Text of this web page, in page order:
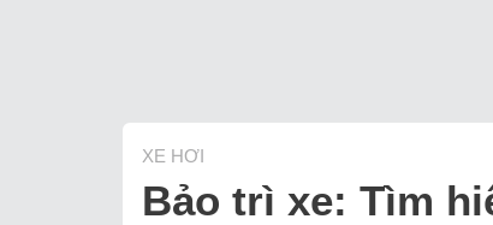
XE HƠI
Bảo trì xe: Tìm